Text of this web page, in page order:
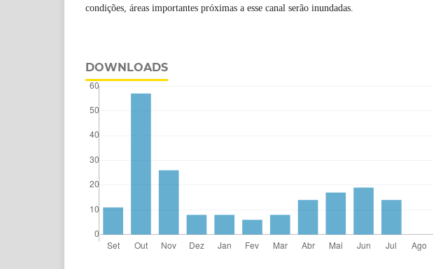
condições, áreas importantes próximas a esse canal serão inundadas.
DOWNLOADS